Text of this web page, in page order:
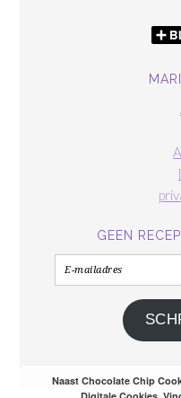
GEEN
E-
mailadres
Naast Chocolate Chip